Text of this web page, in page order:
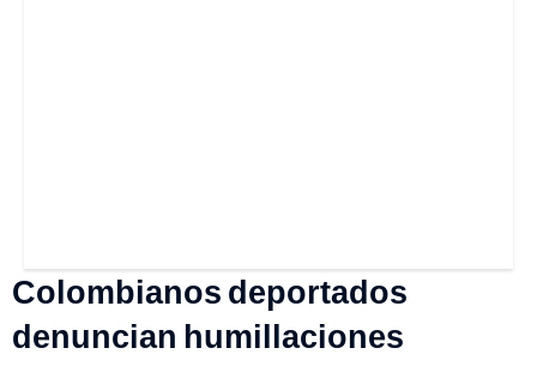
Colombianos deportados
denuncian humillaciones